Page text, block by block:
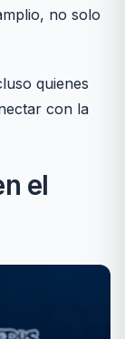
no solo
quienes
con la
el